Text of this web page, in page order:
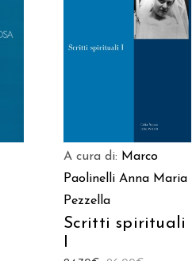
AGGIUNGI AL
A cura di: Marco
Paolinelli Anna Maria
Pezzella
Scritti spirituali
I